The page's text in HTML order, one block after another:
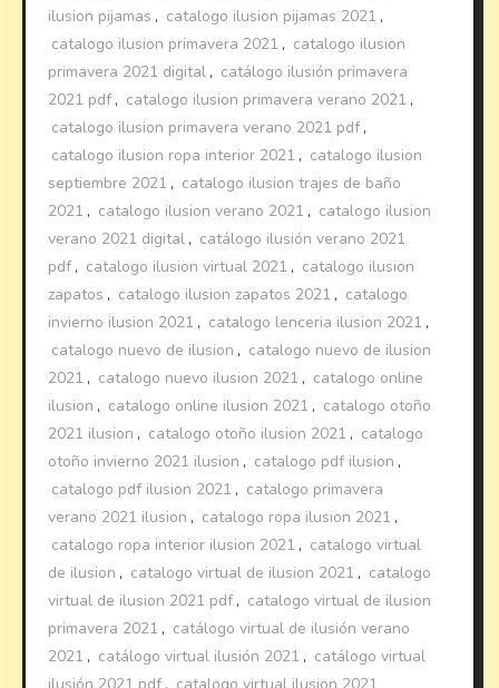
ilusion pijamas , catalogo ilusion pijamas 2021 ,
catalogo ilusion primavera 2021 , catalogo ilusion
primavera 2021 digital , catálogo ilusión primavera
2021 pdf , catalogo ilusion primavera verano 2021 ,
catalogo ilusion primavera verano 2021 pdf ,
catalogo ilusion ropa interior 2021 , catalogo ilusion
septiembre 2021 , catalogo ilusion trajes de baño
2021 , catalogo ilusion verano 2021 , catalogo ilusion
verano 2021 digital , catálogo ilusión verano 2021
pdf , catalogo ilusion virtual 2021 , catalogo ilusion
zapatos , catalogo ilusion zapatos 2021 , catalogo
invierno ilusion 2021 , catalogo lenceria ilusion 2021 ,
catalogo nuevo de ilusion , catalogo nuevo de ilusion
2021 , catalogo nuevo ilusion 2021 , catalogo online
ilusion , catalogo online ilusion 2021 , catalogo otoño
2021 ilusion , catalogo otoño ilusion 2021 , catalogo
otoño invierno 2021 ilusion , catalogo pdf ilusion ,
catalogo pdf ilusion 2021 , catalogo primavera
verano 2021 ilusion , catalogo ropa ilusion 2021 ,
catalogo ropa interior ilusion 2021 , catalogo virtual
de ilusion , catalogo virtual de ilusion 2021 , catalogo
virtual de ilusion 2021 pdf , catalogo virtual de ilusion
primavera 2021 , catálogo virtual de ilusión verano
2021 , catálogo virtual ilusión 2021 , catálogo virtual
ilusión 2021 pdf , catalogo virtual ilusion 2021